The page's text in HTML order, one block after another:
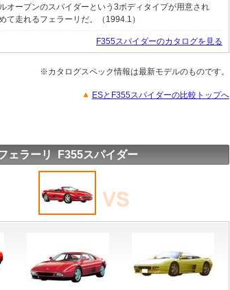
オープンのスパイダーという3ボディタイプが用意され
て走れるフェラーリだ。（1994.1）
F355スパイダーのカタログを見る
※カタログスペック情報は最新モデルのものです。
ESとF355スパイダーの比較トップへ
ェラーリ F355スパイダー